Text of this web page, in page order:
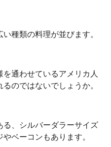
種類の料理が並びます。
通わせているアメリカ人
のではないでしょうか。
る、シルバーダラーサイズ
ベーコンもあります。